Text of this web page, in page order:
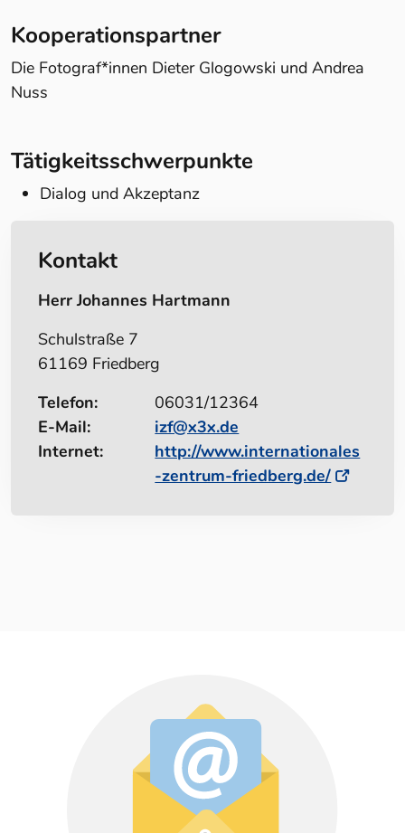
Kooperationspartner
Die Fotograf*innen Dieter Glogowski und Andrea
Nuss
Tätigkeitsschwerpunkte
Dialog und Akzeptanz
Kontakt
Herr Johannes Hartmann
Schulstraße 7
61169 Friedberg
Telefon:
06031/12364
E-Mail:
izf@x3x.de
Internet:
http://www.internationales
-zentrum-friedberg.de/